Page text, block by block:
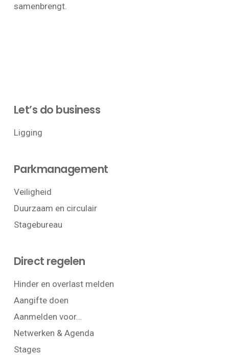
samenbrengt.
Let’s do business
Ligging
Parkmanagement
Veiligheid
Duurzaam en circulair
Stagebureau
Direct regelen
Hinder en overlast melden
Aangifte doen
Aanmelden voor…
Netwerken & Agenda
Stages